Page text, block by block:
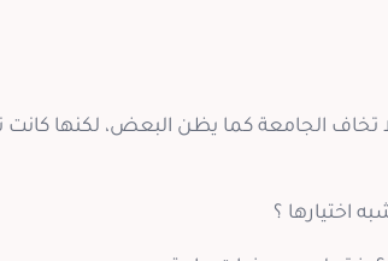
الجامعة كما يظن البعض، لكنها
اختيارها ؟